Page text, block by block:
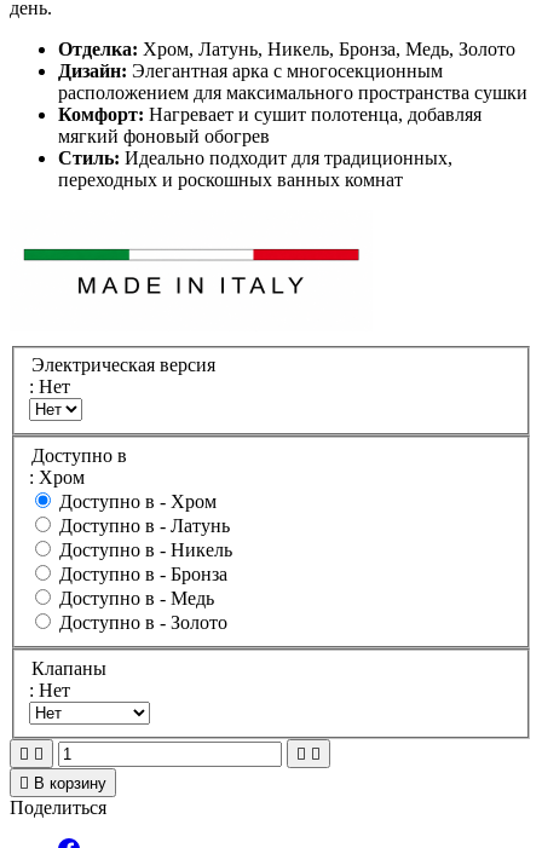
день.
Отделка: Хром, Латунь, Никель, Бронза, Медь, Золото
Дизайн: Элегантная арка с многосекционным
расположением для максимального пространства сушки
Комфорт: Нагревает и сушит полотенца, добавляя
мягкий фоновый обогрев
Стиль: Идеально подходит для традиционных,
переходных и роскошных ванных комнат
Электрическая версия
: Нет
Доступно в
: Хром
Доступно в - Хром
Доступно в - Латунь
Доступно в - Никель
Доступно в - Бронза
Доступно в - Медь
Доступно в - Золото
Клапаны
: Нет
   
 В корзину
Поделиться